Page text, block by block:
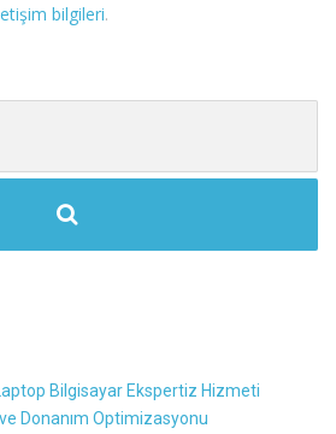
bilgileri.
Bilgisayar Ekspertiz Hizmeti
Donanım Optimizasyonu